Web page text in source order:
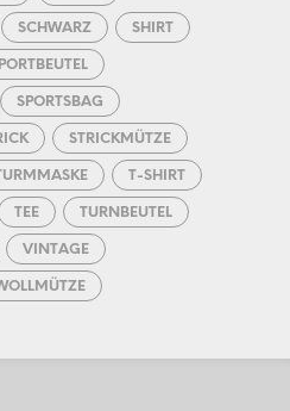
SCHWARZ SHIRT
SPORTSBAG
STRICKMÜTZE
T-SHIRT
TEE TURNBEUTEL
VINTAGE